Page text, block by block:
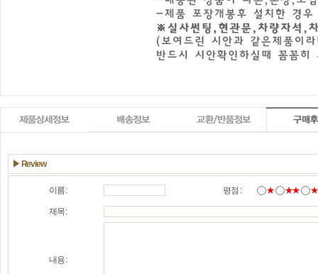
▶ Review
이름 : 평점 : ★ ★★
제목 :
내용 :